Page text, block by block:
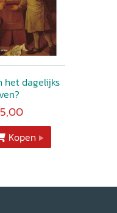
het dagelijks
Kopen